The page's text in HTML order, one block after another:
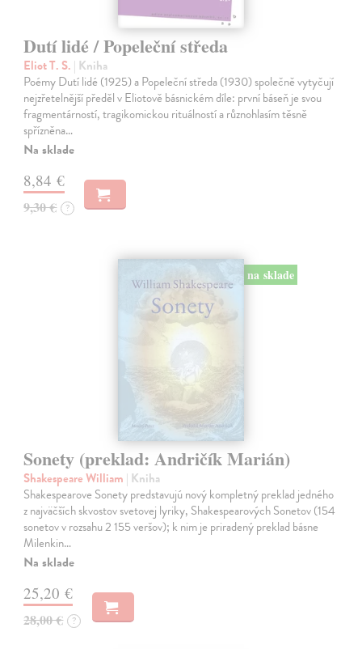
Dutí lidé / Popeleční středa
Eliot T. S. | Kniha
Poémy Dutí lidé (1925) a Popeleční středa (1930) společně vytyčují
nejzřetelnější předěl v Eliotově básnickém díle: první báseň je svou
fragmentárností, tragikomickou rituálností a různohlasím těsně
spřízněna…
Na sklade
8,84 €
9,30 € ?
na sklade
Sonety (preklad: Andričík Marián)
Shakespeare William | Kniha
Shakespearove Sonety predstavujú nový kompletný preklad jedného
z najväčších skvostov svetovej lyriky, Shakespearových Sonetov (154
sonetov v rozsahu 2 155 veršov); k nim je priradený preklad básne
Milenkin…
Na sklade
25,20 €
28,00 € ?